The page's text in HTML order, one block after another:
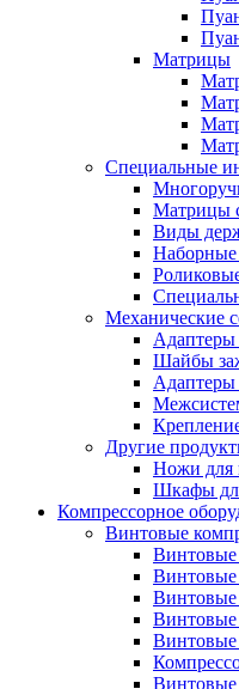
Матрицы
Специальные
Матрицы
Виды
Механические
Адаптеры
Шайбы
Адаптеры
Другие
Ножи для
Шкафы
Компрессорное
Винтовые
Винтовые
Винтовые
Винтовые
Винтовые
Винтовые
Винтовые